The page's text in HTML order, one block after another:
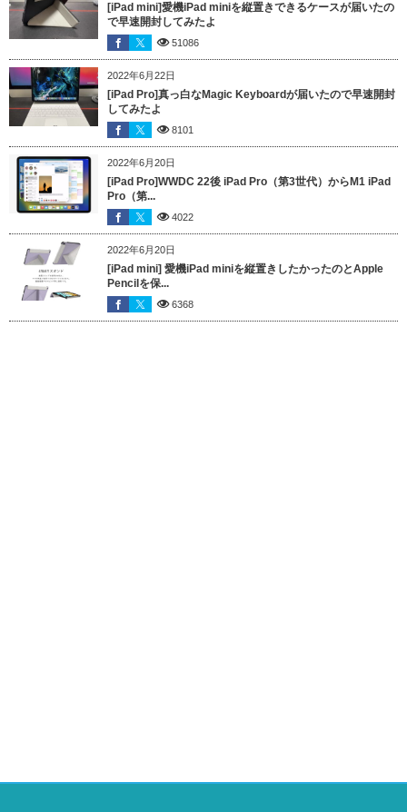
[iPad mini]愛機iPad miniを縦置きできるケースが届いたの
で早速開封してみたよ
51086
2022年6月22日
[iPad Pro]真っ白なMagic Keyboardが届いたので早速開封
してみたよ
8101
2022年6月20日
[iPad Pro]WWDC 22後 iPad Pro（第3世代）からM1 iPad
Pro（第...
4022
2022年6月20日
[iPad mini] 愛機iPad miniを縦置きしたかったのとApple
Pencilを保...
6368